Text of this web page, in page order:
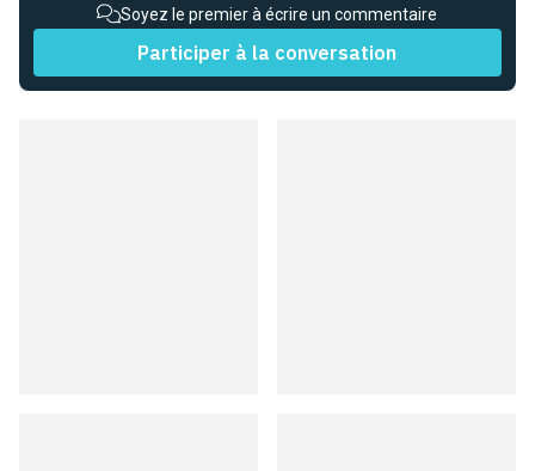
Soyez le premier à écrire un commentaire
Participer à la conversation